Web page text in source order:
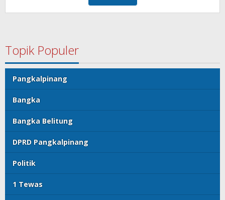
Topik Populer
Pangkalpinang
Bangka
Bangka Belitung
DPRD Pangkalpinang
Politik
1 Tewas